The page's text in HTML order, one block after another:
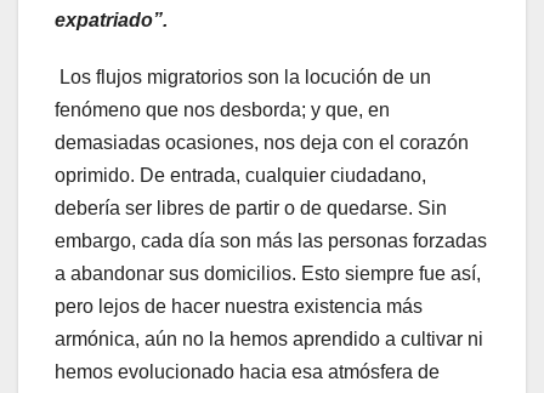
expatriado”.
Los flujos migratorios son la locución de un
fenómeno que nos desborda; y que, en
demasiadas ocasiones, nos deja con el corazón
oprimido. De entrada, cualquier ciudadano,
debería ser libres de partir o de quedarse. Sin
embargo, cada día son más las personas forzadas
a abandonar sus domicilios. Esto siempre fue así,
pero lejos de hacer nuestra existencia más
armónica, aún no la hemos aprendido a cultivar ni
hemos evolucionado hacia esa atmósfera de